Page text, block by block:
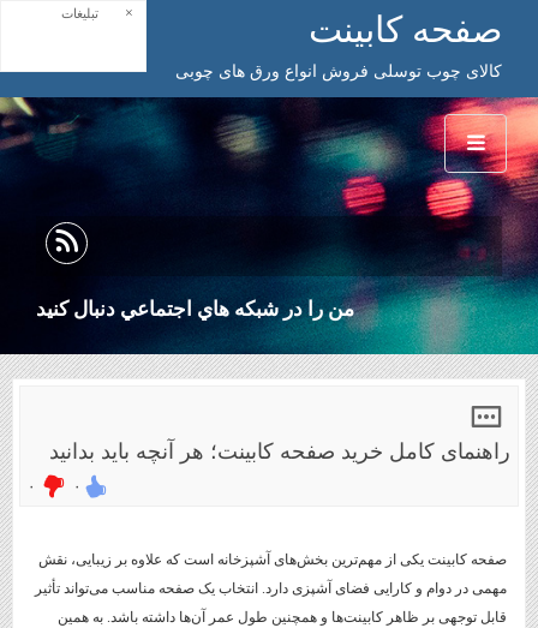
صفحه کابینت
کالای چوب توسلی فروش انواع ورق های چوبی
من را در شبكه هاي اجتماعي دنبال كنيد
راهنمای کامل خرید صفحه کابینت؛ هر آنچه باید بدانید
۰ ۰
صفحه کابینت یکی از مهم‌ترین بخش‌های آشپزخانه است که علاوه بر زیبایی، نقش
مهمی در دوام و کارایی فضای آشپزی دارد. انتخاب یک صفحه مناسب می‌تواند تأثیر
قابل توجهی بر ظاهر کابینت‌ها و همچنین طول عمر آن‌ها داشته باشد. به همین
تبلیغات ×